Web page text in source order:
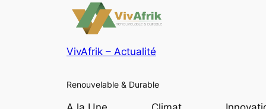
VivAfrik – Actualité
Renouvelable & Durable